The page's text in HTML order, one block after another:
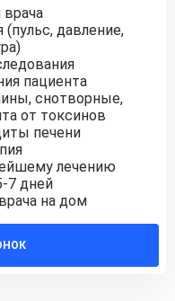
врача
давление,
пациента
снотворные,
от токсинов
печени
лечению
7 дней
на дом